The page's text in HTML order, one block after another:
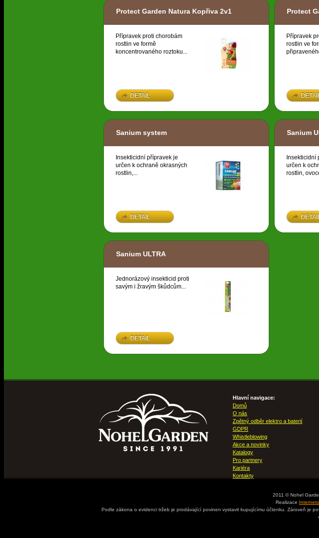
Protect Garden Natura Kopřiva 2v1
Přípravek proti chorobám
rostlin ve formě
koncentrovaného roztoku...
DETAIL
Protect
Přípravek
rostlin ve
Sanium system
Insekticidní přípravek je
určen k ochraně okrasných
rostlin,...
DETAIL
Sanium
Insekticidní
určen k
rostlin,
Sanium ULTRA
Jednorázový insekticid proti
savým i žravým škůdcům...
DETAIL
Hlavní navigace:
Domů
O nás
Zpětný odběr elektro a baterií
GDPR
Whistleblowing
Akce a novinky
Katalogy
Pro partnery
Kariéra
Kontakty
2011 © Nohel
Realizace
Podle zákona o evidenci tržeb je prodávající povinen vystavit kupujícímu účtenku. Zároveň je